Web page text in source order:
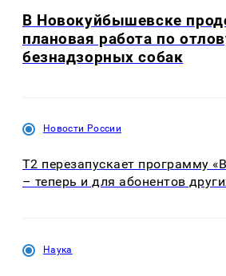
В Новокуйбышевске
плановая работа по
безнадзорных собак
Новости России
Т2 перезапускает программу
– теперь и для абонентов
Наука